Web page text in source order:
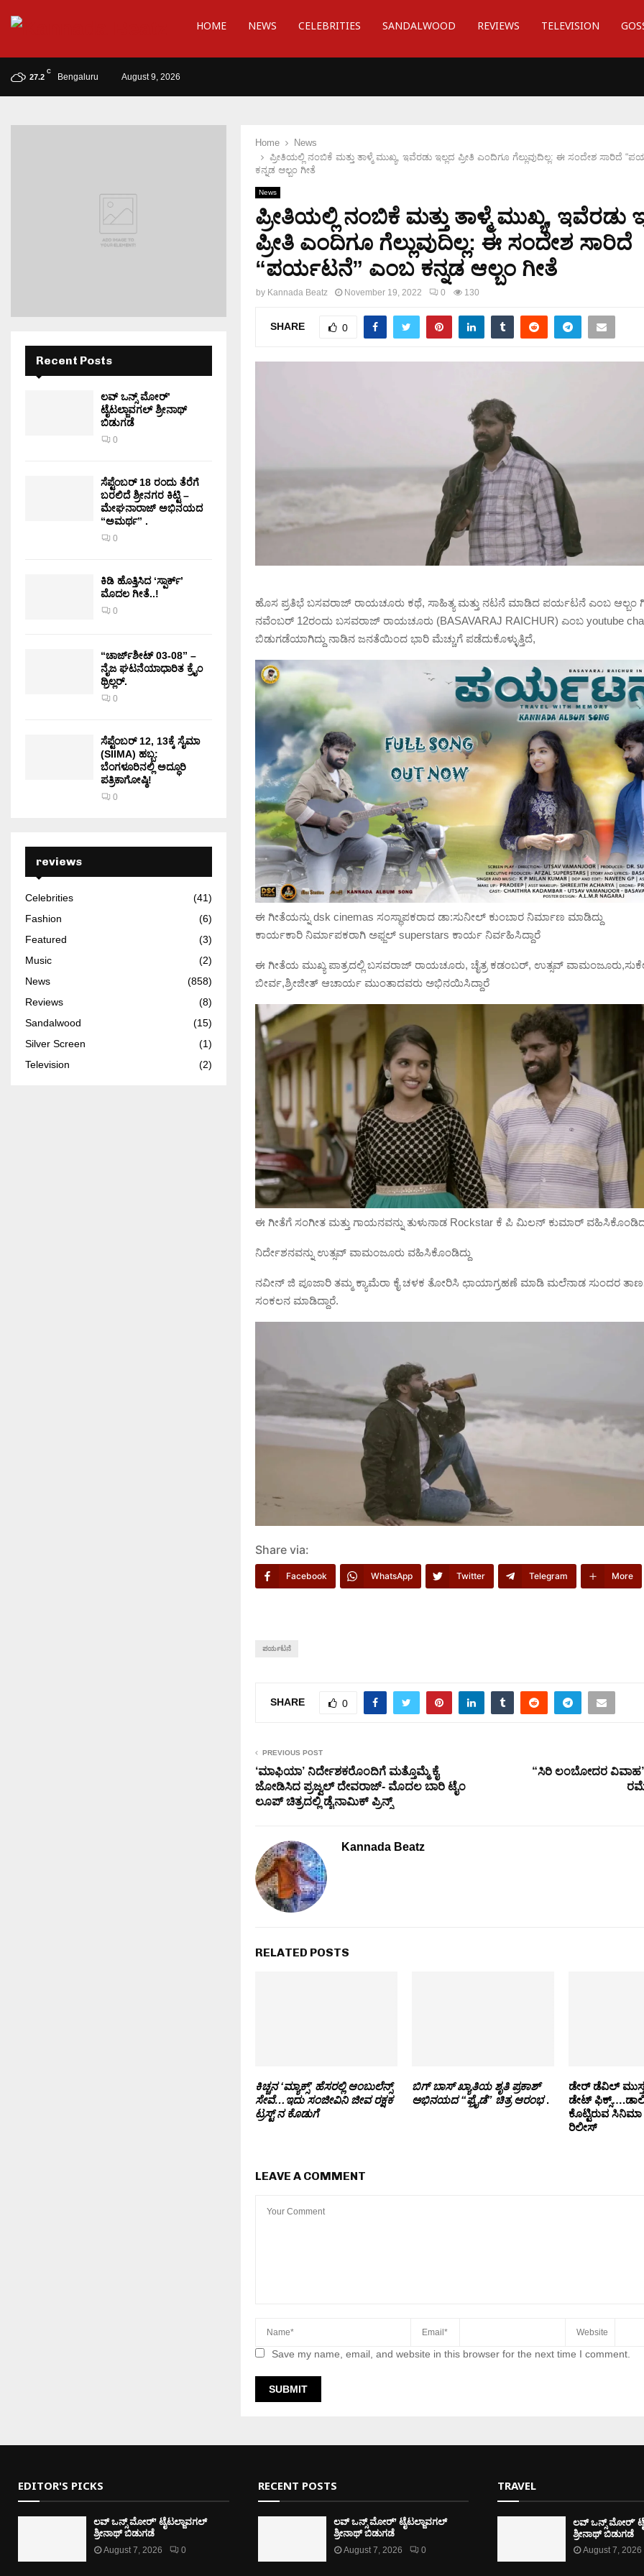
HOME NEWS CELEBRITIES SANDALWOOD REVIEWS TELEVISION
27.2
C
Bengaluru August 9, 2026
Home
News
ಪ್ರೀತಿಯಲ್ಲಿ ನಂಬಿಕೆ ಮತ್ತು ತಾಳ್ಮೆ ಮುಖ್ಯ, ಇವೆರಡು ಇಲ್ಲದ ಪ್ರೀತಿ ಎಂದಿಗೂ ಗೆಲ್ಲುವುದಿಲ್ಲ: ಈ ಸಂದೇಶ ಸಾರಿದೆ
ಕನ್ನಡ ಆಲ್ಬಂ ಗೀತೆ
News
ಪ್ರೀತಿಯಲ್ಲಿ ನಂಬಿಕೆ ಮತ್ತು ತಾಳ್ಮೆ ಮುಖ್ಯ, ಇವೆರಡು
ಪ್ರೀತಿ ಎಂದಿಗೂ ಗೆಲ್ಲುವುದಿಲ್ಲ: ಈ ಸಂದೇಶ ಸಾರಿದೆ
“ಪರ್ಯಟನೆ” ಎಂಬ ಕನ್ನಡ ಆಲ್ಬಂ ಗೀತೆ
by Kannada Beatz November 19, 2022 0 130
SHARE 0
ಹೊಸ ಪ್ರತಿಭೆ ಬಸವರಾಜ್ ರಾಯಚೂರು ಕಥೆ, ಸಾಹಿತ್ಯ ಮತ್ತು ನಟನೆ ಮಾಡಿದ ಪರ್ಯಟನೆ ಎಂಬ ಆಲ್ಬಂ
ನವೆಂಬರ್ 12ರಂದು ಬಸವರಾಜ್ ರಾಯಚೂರು (BASAVARAJ RAICHUR) ಎಂಬ youtube
ಬಿಡುಗಡೆಯಾಗಿದ್ದು ನಾಡಿನ ಜನತೆಯಿಂದ ಭಾರಿ ಮೆಚ್ಚುಗೆ ಪಡೆದುಕೊಳ್ಳುತ್ತಿದೆ,
ಈ ಗೀತೆಯನ್ನು dsk cinemas ಸಂಸ್ಥಾಪಕರಾದ ಡಾ:ಸುನೀಲ್ ಕುಂಬಾರ ನಿರ್ಮಾಣ ಮಾಡಿದ್ದು
ಕಾರ್ಯಕಾರಿ ನಿರ್ಮಾಪಕರಾಗಿ ಅಫ್ಜಲ್ superstars ಕಾರ್ಯ ನಿರ್ವಹಿಸಿದ್ದಾರೆ
ಈ ಗೀತೆಯ ಮುಖ್ಯ ಪಾತ್ರದಲ್ಲಿ ಬಸವರಾಜ್ ರಾಯಚೂರು, ಚೈತ್ರ ಕಡಂಬರ್, ಉತ್ಸವ್
ಬೀರ್ವ,ಶ್ರೀಜೀತ್ ಆಚಾರ್ಯ ಮುಂತಾದವರು ಅಭಿನಯಿಸಿದ್ದಾರೆ
ಈ ಗೀತೆಗೆ ಸಂಗೀತ ಮತ್ತು ಗಾಯನವನ್ನು ತುಳುನಾಡ Rockstar ಕೆ ಪಿ ಮಿಲನ್ ಕುಮಾರ್
ನಿರ್ದೇಶನವನ್ನು ಉತ್ಸವ್ ವಾಮಂಜೂರು ವಹಿಸಿಕೊಂಡಿದ್ದು
ನವೀನ್ ಜಿ ಪೂಜಾರಿ ತಮ್ಮ ಕ್ಯಾಮೆರಾ ಕೈ ಚಳಕ ತೋರಿಸಿ ಛಾಯಾಗ್ರಹಣೆ ಮಾಡಿ ಮಲೆನಾಡ ಸುಂದರ
ಸಂಕಲನ ಮಾಡಿದ್ದಾರೆ.
Share via:
Facebook WhatsApp Twitter Telegram More
ಪರ್ಯಟನೆ
SHARE 0
PREVIOUS POST
‘ಮಾಫಿಯಾ’ ನಿರ್ದೇಶಕರೊಂದಿಗೆ ಮತ್ತೊಮ್ಮೆ ಕೈ
ಜೋಡಿಸಿದ ಪ್ರಜ್ವಲ್ ದೇವರಾಜ್- ಮೊದಲ ಬಾರಿ ಟೈಂ
ಲೂಪ್ ಚಿತ್ರದಲ್ಲಿ ಡೈನಾಮಿಕ್ ಪ್ರಿನ್ಸ್
“ಸಿರಿ ಲಂಬೋದರ
Kannada Beatz
RELATED POSTS
ಕಿಚ್ಚನ ‘ಮ್ಯಾಕ್ಸ್’ ಹೆಸರಲ್ಲಿ ಆಂಬುಲೆನ್ಸ್
ಸೇವೆ…ಇದು ಸಂಜೀವಿನಿ ಜೀವ ರಕ್ಷಕ
ಟ್ರಸ್ಟ್ ನ ಕೊಡುಗೆ
ಬಿಗ್ ಬಾಸ್ ಖ್ಯಾತಿಯ ಶೃತಿ ಪ್ರಕಾಶ್
ಅಭಿನಯದ “ಫ್ರೈಡೆ” ಚಿತ್ರ ಆರಂಭ.
ಡೇರ್ ಡೆವಿಲ್
ಡೇಟ್
ಕೊಟ್ಟಿರುವ ಸಿನಿಮಾ
ರಿಲೀಸ್
LEAVE A COMMENT
Save my name, email, and website in this browser for the next time I comment.
Recent Posts
ಲವ್ ಒನ್ಸ್ ಮೋರ್’
ಟೈಟಲ್ಜಾವಗಲ್ ಶ್ರೀನಾಥ್
ಬಿಡುಗಡೆ
0
ಸೆಪ್ಟೆಂಬರ್ 18 ರಂದು ತೆರೆಗೆ
ಬರಲಿದೆ ಶ್ರೀನಗರ ಕಿಟ್ಟಿ –
ಮೇಘನಾರಾಜ್ ಅಭಿನಯದ
“ಅಮರ್ಥ” .
0
ಕಿಡಿ‌‌ ಹೊತ್ತಿಸಿದ ‘ಸ್ಪಾರ್ಕ್’
ಮೊದಲ‌ ಗೀತೆ..!
0
“ಚಾರ್ಜ್‌ಶೀಟ್ 03-08” –
ನೈಜ ಘಟನೆಯಾಧಾರಿತ ಕ್ರೈಂ
ಥ್ರಿಲ್ಲರ್.
0
ಸೆಪ್ಟೆಂಬರ್ 12, 13ಕ್ಕೆ ಸೈಮಾ
(SIIMA) ಹಬ್ಬ:
ಬೆಂಗಳೂರಿನಲ್ಲಿ ಅದ್ಧೂರಿ
ಪತ್ರಿಕಾಗೋಷ್ಠಿ!
0
reviews
Celebrities
(41)
Fashion
(6)
Featured
(3)
Music
(2)
News
(858)
Reviews
(8)
Sandalwood
(15)
Silver Screen
(1)
Television
(2)
EDITOR'S PICKS
ಲವ್ ಒನ್ಸ್ ಮೋರ್’ ಟೈಟಲ್ಜಾವಗಲ್
ಶ್ರೀನಾಥ್ ಬಿಡುಗಡೆ
August 7, 2026 0
RECENT POSTS
ಲವ್ ಒನ್ಸ್ ಮೋರ್’ ಟೈಟಲ್ಜಾವಗಲ್
ಶ್ರೀನಾಥ್ ಬಿಡುಗಡೆ
August 7, 2026 0
TRAVEL
ಲವ್ ಒನ್ಸ್ ಮೋರ್’
ಶ್ರೀನಾಥ್ ಬಿಡುಗಡೆ
August 7, 2026